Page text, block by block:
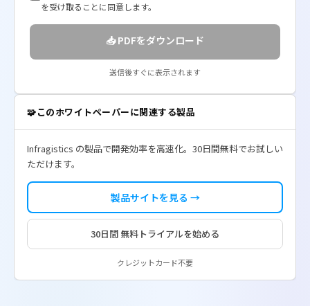
を受け取ることに同意します。
📥 PDFをダウンロード
送信後すぐに表示されます
🧩このホワイトペーパーに関連する製品
Infragistics の製品で開発効率を高速化。30日間無料でお試しい
ただけます。
製品サイトを見る →
30日間 無料トライアルを始める
クレジットカード不要